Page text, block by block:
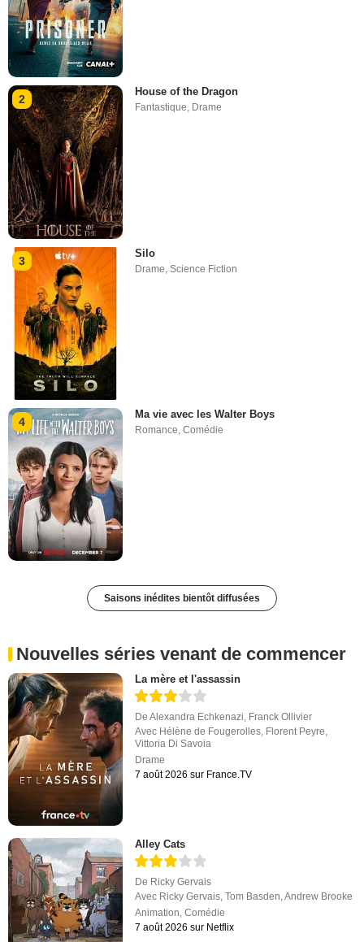
2
House of the Dragon
Fantastique, Drame
3
Silo
Drame ,Science Fiction
4
Ma vie avec les Walter Boys
Romance,Comédie
Saisons inédites bientôt diffusées
Nouvelles séries venant de commencer
La mère et l'assassin
DeAlexandra Echkenazi, Franck Ollivier
Avec Hélène de Fougerolles, Florent Peyre,
Vittoria Di Savoia
Drame
7 août 2026 sur France.TV
Alley Cats
De Ricky Gervais
Avec Ricky Gervais,Tom Basden,Andrew Brooke
Animation,Comédie
7 août 2026 sur Netflix